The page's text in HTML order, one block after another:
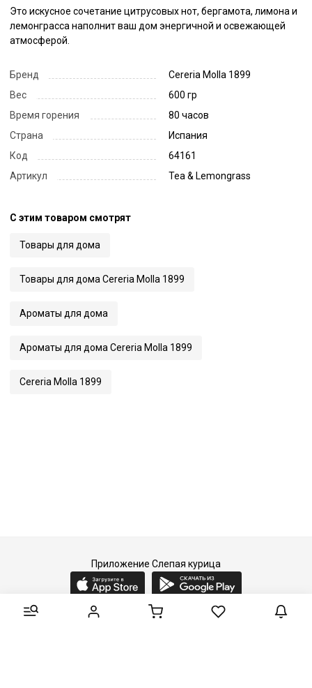
Это искусное сочетание цитрусовых нот, бергамота, лимона и
лемонграсса наполнит ваш дом энергичной и освежающей
атмосферой.
Бренд
Cereria Molla 1899
Вес
600 гр
Время горения
80 часов
Страна
Испания
Код
64161
Артикул
Tea & Lemongrass
С этим товаром смотрят
Товары для дома
Товары для дома Cereria Molla 1899
Ароматы для дома
Ароматы для дома Cereria Molla 1899
Cereria Molla 1899
Приложение Слепая курица
2015-2026 © Слепая курица - fashion concept store.